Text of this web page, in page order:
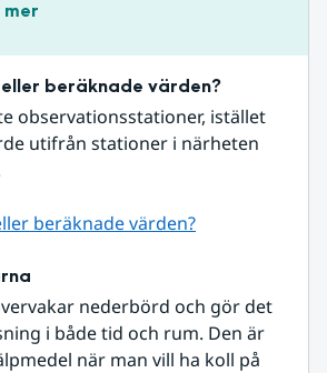
beräknade värden?
observationsstationer, istället
utifrån stationer i närheten
beräknade värden?
nederbörd och gör det
i både tid och rum. Den är
när man vill ha koll på